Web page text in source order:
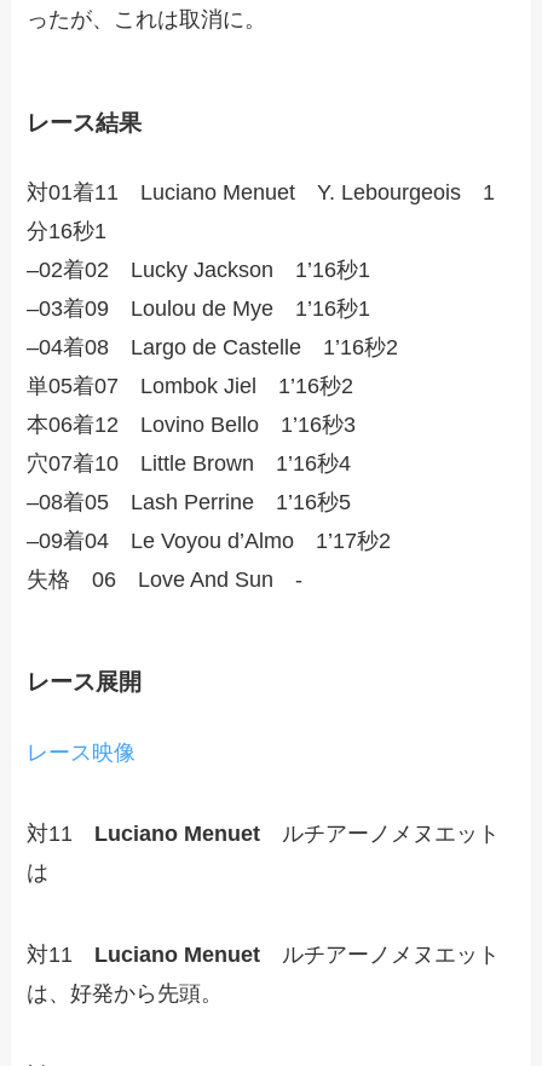
ったが、これは取消に。
レース結果
対01着11 Luciano Menuet Y. Lebourgeois 1
分16秒1
–02着02 Lucky Jackson 1’16秒1
–03着09 Loulou de Mye 1’16秒1
–04着08 Largo de Castelle 1’16秒2
単05着07 Lombok Jiel 1’16秒2
本06着12 Lovino Bello 1’16秒3
穴07着10 Little Brown 1’16秒4
–08着05 Lash Perrine 1’16秒5
–09着04 Le Voyou d’Almo 1’17秒2
失格 06 Love And Sun -
レース展開
レース映像
対11 Luciano Menuet ルチアーノメヌエット
は
対11 Luciano Menuet ルチアーノメヌエット
は、好発から先頭。